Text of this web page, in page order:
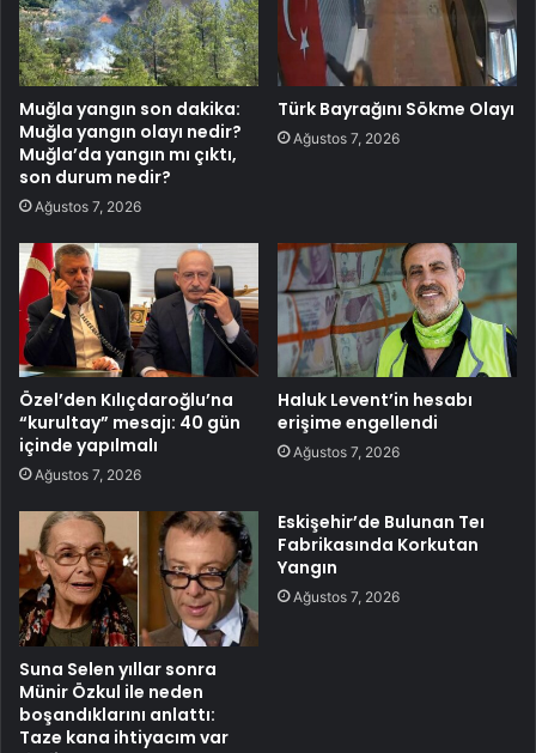
Muğla yangın son dakika:
Muğla yangın olayı nedir?
Muğla’da yangın mı çıktı,
son durum nedir?
Ağustos 7, 2026
Türk Bayrağını Sökme Olayı
Ağustos 7, 2026
Özel’den Kılıçdaroğlu’na
“kurultay” mesajı: 40 gün
içinde yapılmalı
Ağustos 7, 2026
Haluk Levent’in hesabı
erişime engellendi
Ağustos 7, 2026
Suna Selen yıllar sonra
Münir Özkul ile neden
boşandıklarını anlattı:
Taze kana ihtiyacım var
Eskişehir’de Bulunan Teı
Fabrikasında Korkutan
Yangın
Ağustos 7, 2026